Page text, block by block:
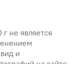
не является
и